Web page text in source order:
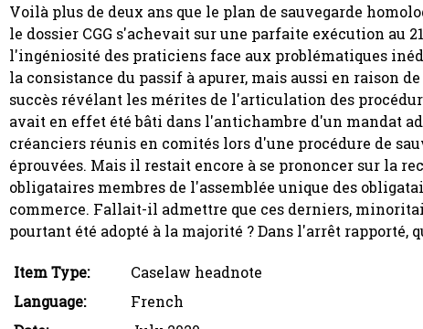
Voilà plus de deux ans que le plan de sauvegarde
le dossier CGG s'achevait sur une parfaite exécution au
l'ingéniosité des praticiens face aux problématiques
la consistance du passif à apurer, mais aussi en raison
succès révélant les mérites de l'articulation des
avait en effet été bâti dans l'antichambre d'un mandat
créanciers réunis en comités lors d'une procédure de
éprouvées. Mais il restait encore à se prononcer sur la
obligataires membres de l'assemblée unique des
commerce. Fallait-il admettre que ces derniers,
pourtant été adopté à la majorité ? Dans l'arrêt rapporté,
Item Type:
Caselaw headnote
Language:
French